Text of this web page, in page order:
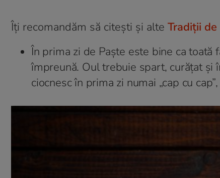
Îți recomandăm să citești și alte Tradiții de
În prima zi de Paște este bine ca
împreună. Oul trebuie spart, curățat
ciocnesc în prima zi numai „cap cu